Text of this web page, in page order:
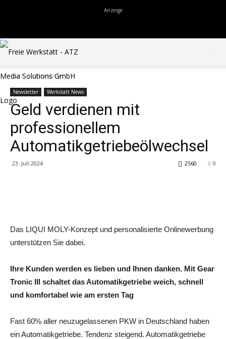
Start Newsletter
Newsletter Werkstatt News
Geld verdienen mit
professionellem
Automatikgetriebeölwechsel
23. Juli 2024 0
2560
Das LIQUI MOLY-Konzept und personalisierte Onlinewerbung
unterstützen Sie dabei.
Ihre Kunden werden es lieben und Ihnen danken. Mit Gear
Tronic III schaltet das Automatikgetriebe weich, schnell
und komfortabel wie am ersten Tag
Fast 60% aller neuzugelassenen PKW in Deutschland haben
ein Automatikgetriebe. Tendenz steigend. Automatikgetriebe